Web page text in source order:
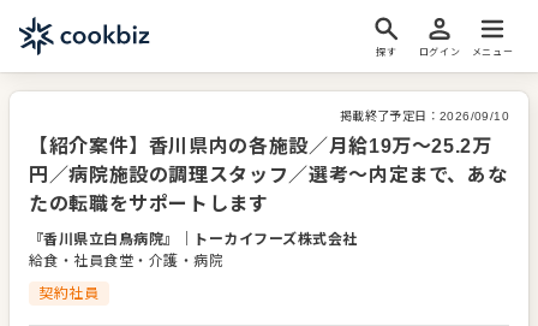
探す ログイン メニュー
掲載終了予定日： 2026/09/10
【紹介案件】香川県内の各施設／月給19万～25.2万
円／病院施設の調理スタッフ／選考～内定まで、あな
たの転職をサポートします
『香川県立白鳥病院』
トーカイフーズ株式会社
給食・社員食堂・介護・病院
契約社員